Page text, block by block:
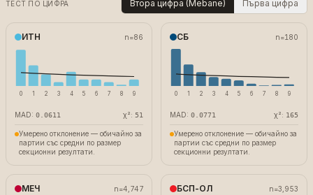
ТЕСТ ПО ЦИФРА Втора цифра (Mebane) Първа цифра
ИТН n=86
0 1 2 3 4 5 6 7 8 9
MAD: 0.0611 χ²: 51
Умерено отклонение — обичайно за
партии със средни по размер
секционни резултати.
СБ n=180
0 1 2 3 4 5 6 7 8 9
MAD: 0.0771 χ²: 165
Умерено отклонение — обичайно за
партии със средни по размер
секционни резултати.
МЕЧ n=4,747 БСП-ОЛ n=3,953